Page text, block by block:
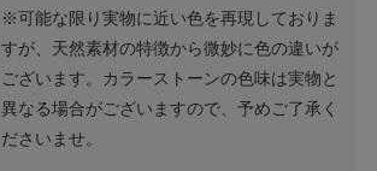
※可能な限り実物に近い色を再現しておりま
すが、天然素材の特徴から微妙に色の違いが
ございます。カラーストーンの色味は実物と
異なる場合がございますので、予めご了承く
ださいませ。